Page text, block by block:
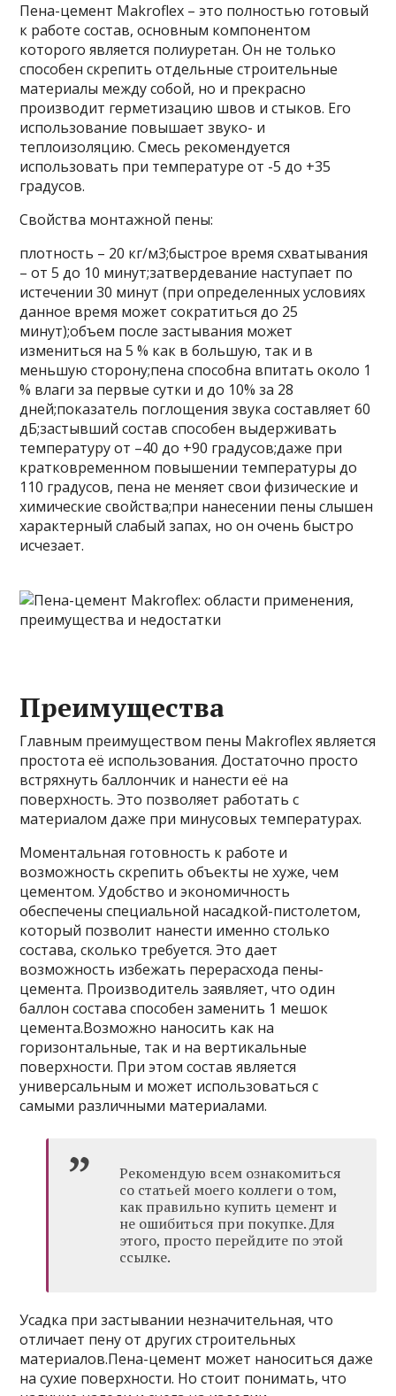
Пена-цемент Makroflex – это полностью готовый
к работе состав, основным компонентом
которого является полиуретан. Он не только
способен скрепить отдельные строительные
материалы между собой, но и прекрасно
производит герметизацию швов и стыков. Его
использование повышает звуко- и
теплоизоляцию. Смесь рекомендуется
использовать при температуре от -5 до +35
градусов.
Свойства монтажной пены:
плотность – 20 кг/м3;быстрое время схватывания
– от 5 до 10 минут;затвердевание наступает по
истечении 30 минут (при определенных условиях
данное время может сократиться до 25
минут);объем после застывания может
измениться на 5 % как в большую, так и в
меньшую сторону;пена способна впитать около 1
% влаги за первые сутки и до 10% за 28
дней;показатель поглощения звука составляет 60
дБ;застывший состав способен выдерживать
температуру от –40 до +90 градусов;даже при
кратковременном повышении температуры до
110 градусов, пена не меняет свои физические и
химические свойства;при нанесении пены слышен
характерный слабый запах, но он очень быстро
исчезает.
Преимущества
Главным преимуществом пены Makroflex является
простота её использования. Достаточно просто
встряхнуть баллончик и нанести её на
поверхность. Это позволяет работать с
материалом даже при минусовых температурах.
Моментальная готовность к работе и
возможность скрепить объекты не хуже, чем
цементом. Удобство и экономичность
обеспечены специальной насадкой-пистолетом,
который позволит нанести именно столько
состава, сколько требуется. Это дает
возможность избежать перерасхода пены-
цемента. Производитель заявляет, что один
баллон состава способен заменить 1 мешок
цемента.Возможно наносить как на
горизонтальные, так и на вертикальные
поверхности. При этом состав является
универсальным и может использоваться с
самыми различными материалами.
Рекомендую всем ознакомиться
со статьей моего коллеги о том,
как правильно купить цемент и
не ошибиться при покупке. Для
этого, просто перейдите по этой
ссылке.
Усадка при застывании незначительная, что
отличает пену от других строительных
материалов.Пена-цемент может наноситься даже
на сухие поверхности. Но стоит понимать, что